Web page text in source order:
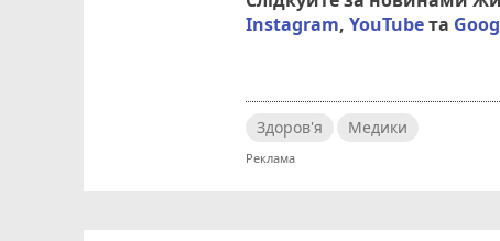
Instagram,YouTubeта
Здоров'я Медики